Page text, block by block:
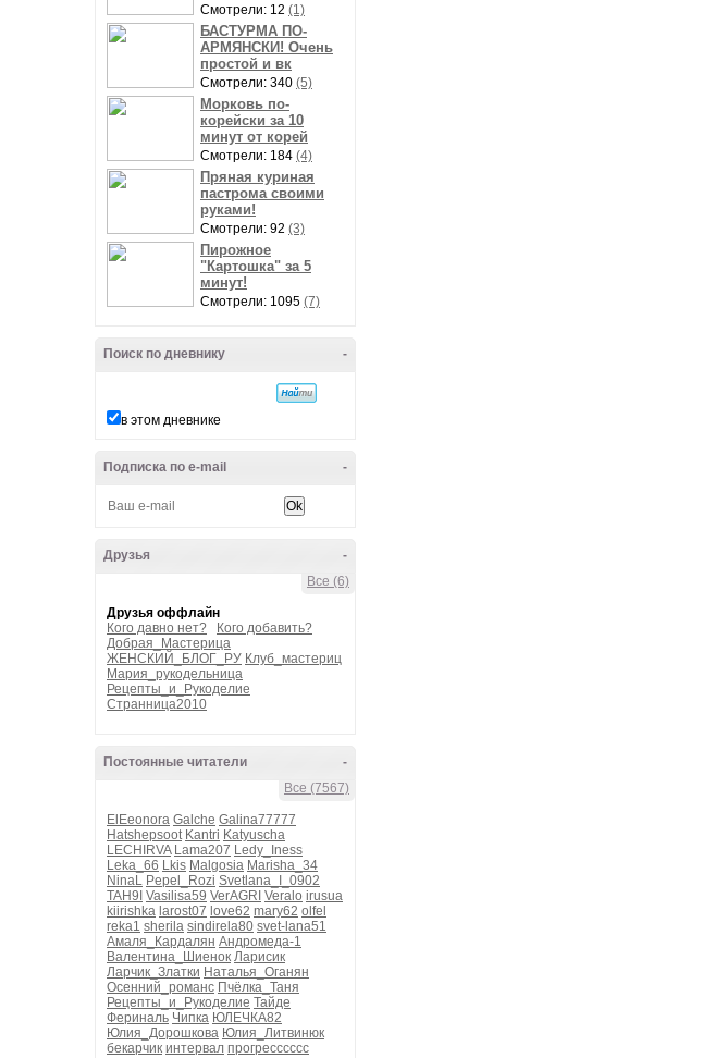
Смотрели: 12 (1)
БАСТУРМА ПО-
АРМЯНСКИ! Очень
простой и вк
Смотрели: 340 (5)
Морковь по-
корейски за 10
минут от корей
Смотрели: 184 (4)
Пряная куриная
пастрома своими
руками!
Смотрели: 92 (3)
Пирожное
"Картошка" за 5
минут!
Смотрели: 1095 (7)
-
Поиск по дневнику
в этом дневнике
-
Подписка по e-mail
-
Друзья
Все (6)
Друзья оффлайн
Кого давно нет?
Кого добавить?
Добрая_Мастерица
ЖЕНСКИЙ_БЛОГ_РУ Клуб_мастериц
Мария_рукодельница
Рецепты_и_Рукоделие
Странница2010
-
Постоянные читатели
Все (7567)
ElEeonora Galche Galina77777
Hatshepsoot Kantri Katyuscha
LECHIRVA Lama207 Ledy_Iness
Leka_66 Lkis Malgosia Marisha_34
NinaL Pepel_Rozi Svetlana_I_0902
TAH9I Vasilisa59 VerAGRI Veralo irusua
kiirishka larost07 love62 mary62 olfel
reka1 sherila sindirela80 svet-lana51
Амаля_Кардалян Андромеда-1
Валентина_Шиенок Ларисик
Ларчик_Златки Наталья_Оганян
Осенний_романс Пчёлка_Таня
Рецепты_и_Рукоделие Тайде
Фериналь Чипка ЮЛЕЧКА82
Юлия_Дорошкова Юлия_Литвинюк
бекарчик интервал прогресссссс